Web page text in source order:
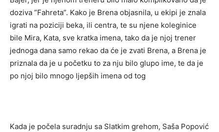
doziva ”Fahreta”. Kako je Brena objasnila, u ekipi je znala
igrati na poziciji beka, ili centra, te su njene koleginice
bile Mira, Kata, sve kratka imena, tako da je njoj trener
jednoga dana samo rekao da će je zvati Brena, a Brena je
priznala da je u početku to za nju bilo glupo ime, te da je
po njoj bilo mnogo ljepših imena od tog
Kada je počela suradnju sa Slatkim grehom, Saša Popović